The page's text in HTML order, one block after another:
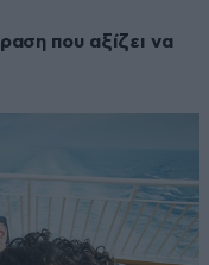
που αξίζει να